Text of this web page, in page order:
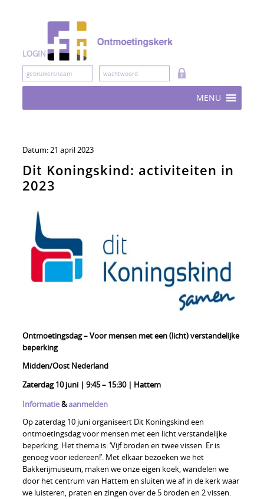
LOGIN
MENU
Datum:21 april 2023
Dit Koningskind: activiteiten in
2023
Ontmoetingsdag – Voor mensen met een (licht) verstandelijke
beperking
Midden/Oost Nederland
Zaterdag 10 juni | 9:45 – 15:30 | Hattem
Informatie&aanmelden
Op zaterdag 10 juni organiseert Dit Koningskind een
ontmoetingsdag voor mensen met een licht verstandelijke
beperking. Het thema is: ‘Vijf broden en twee vissen. Er is
genoeg voor iedereen!’. Met elkaar bezoeken we het
Bakkerijmuseum, maken we onze eigen koek, wandelen we
door het centrum van Hattem en sluiten we af in de kerk waar
we luisteren, praten en zingen over de 5 broden en 2 vissen.